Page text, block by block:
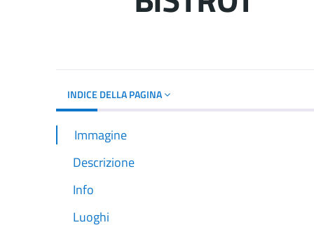
INDICE DELLA PAGINA
Immagine
Descrizione
Info
Luoghi